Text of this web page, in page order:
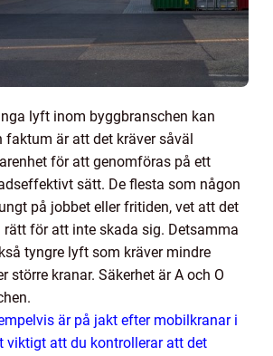
lyft inom byggbranschen kan
faktum är att det kräver såväl
för att genomföras på ett
sätt. De flesta som någon
på jobbet eller fritiden, vet att det
för att inte skada sig. Detsamma
tyngre lyft som kräver mindre
större kranar. Säkerhet är A och O
är på jakt efter mobilkranar i
viktigt att du kontrollerar att det